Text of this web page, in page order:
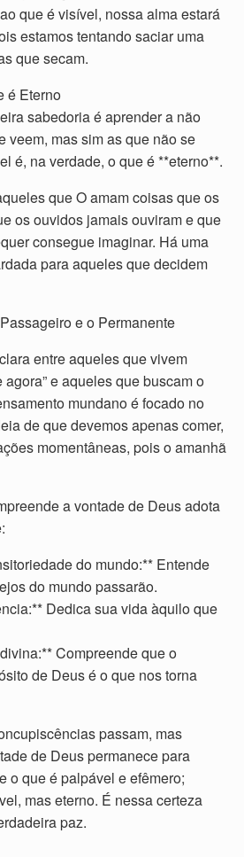
que é visível, nossa alma estará
estamos tentando saciar uma
que secam.
é Eterno
sabedoria é aprender a não
veem, mas sim as que não se
é, na verdade, o que é **eterno**.
que O amam coisas que os
os ouvidos jamais ouviram e que
consegue imaginar. Há uma
para aqueles que decidem
e o Permanente
entre aqueles que vivem
agora” e aqueles que buscam o
mundano é focado no
de que devemos apenas comer,
momentâneas, pois o amanhã
a vontade de Deus adota
do mundo:** Entende
do mundo passarão.
Dedica sua vida àquilo que
Compreende que o
de Deus é o que nos torna
passam, mas
de Deus permanece para
o que é palpável e efêmero;
mas eterno. É nessa certeza
paz.